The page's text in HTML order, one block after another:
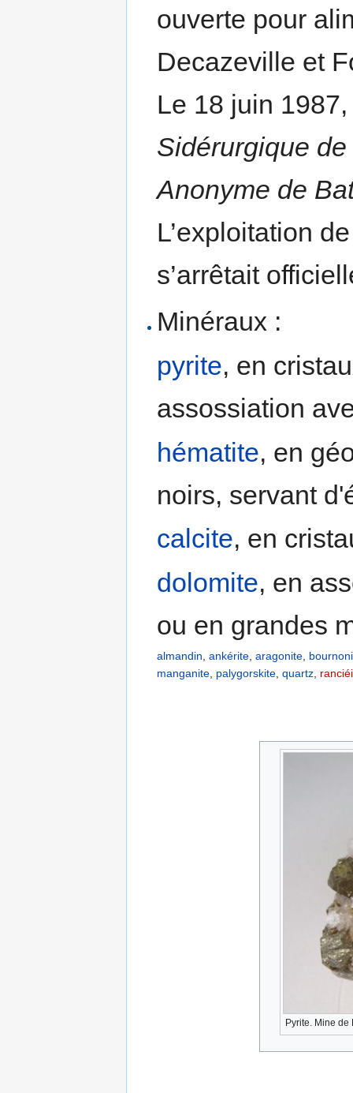
ouverte pour
Decazeville et
Le 18 juin
Sidérurgique
Anonyme de
L’exploitation
s’arrêtait
Minéraux :
pyrite, en
assossiation
hématite, en
noirs, servant
calcite, en
dolomite, en
ou en grandes
almandin ,ankérite ,aragonite
manganite palygorskite ,quartz
Pyrite. Mine de